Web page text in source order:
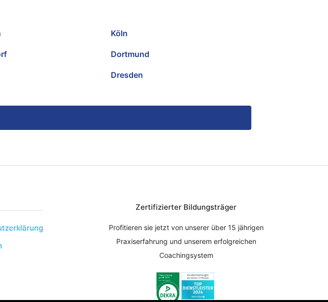
Köln
Dortmund
Dresden
Zertifizierter Bildungsträger
Profitieren sie jetzt von unserer über 15 jährigen
Praxiserfahrung und unserem erfolgreichen
Coachingsystem